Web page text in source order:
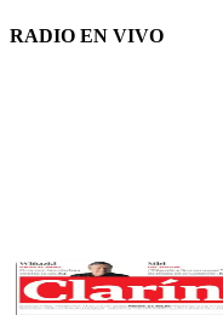
RADIO EN VIVO